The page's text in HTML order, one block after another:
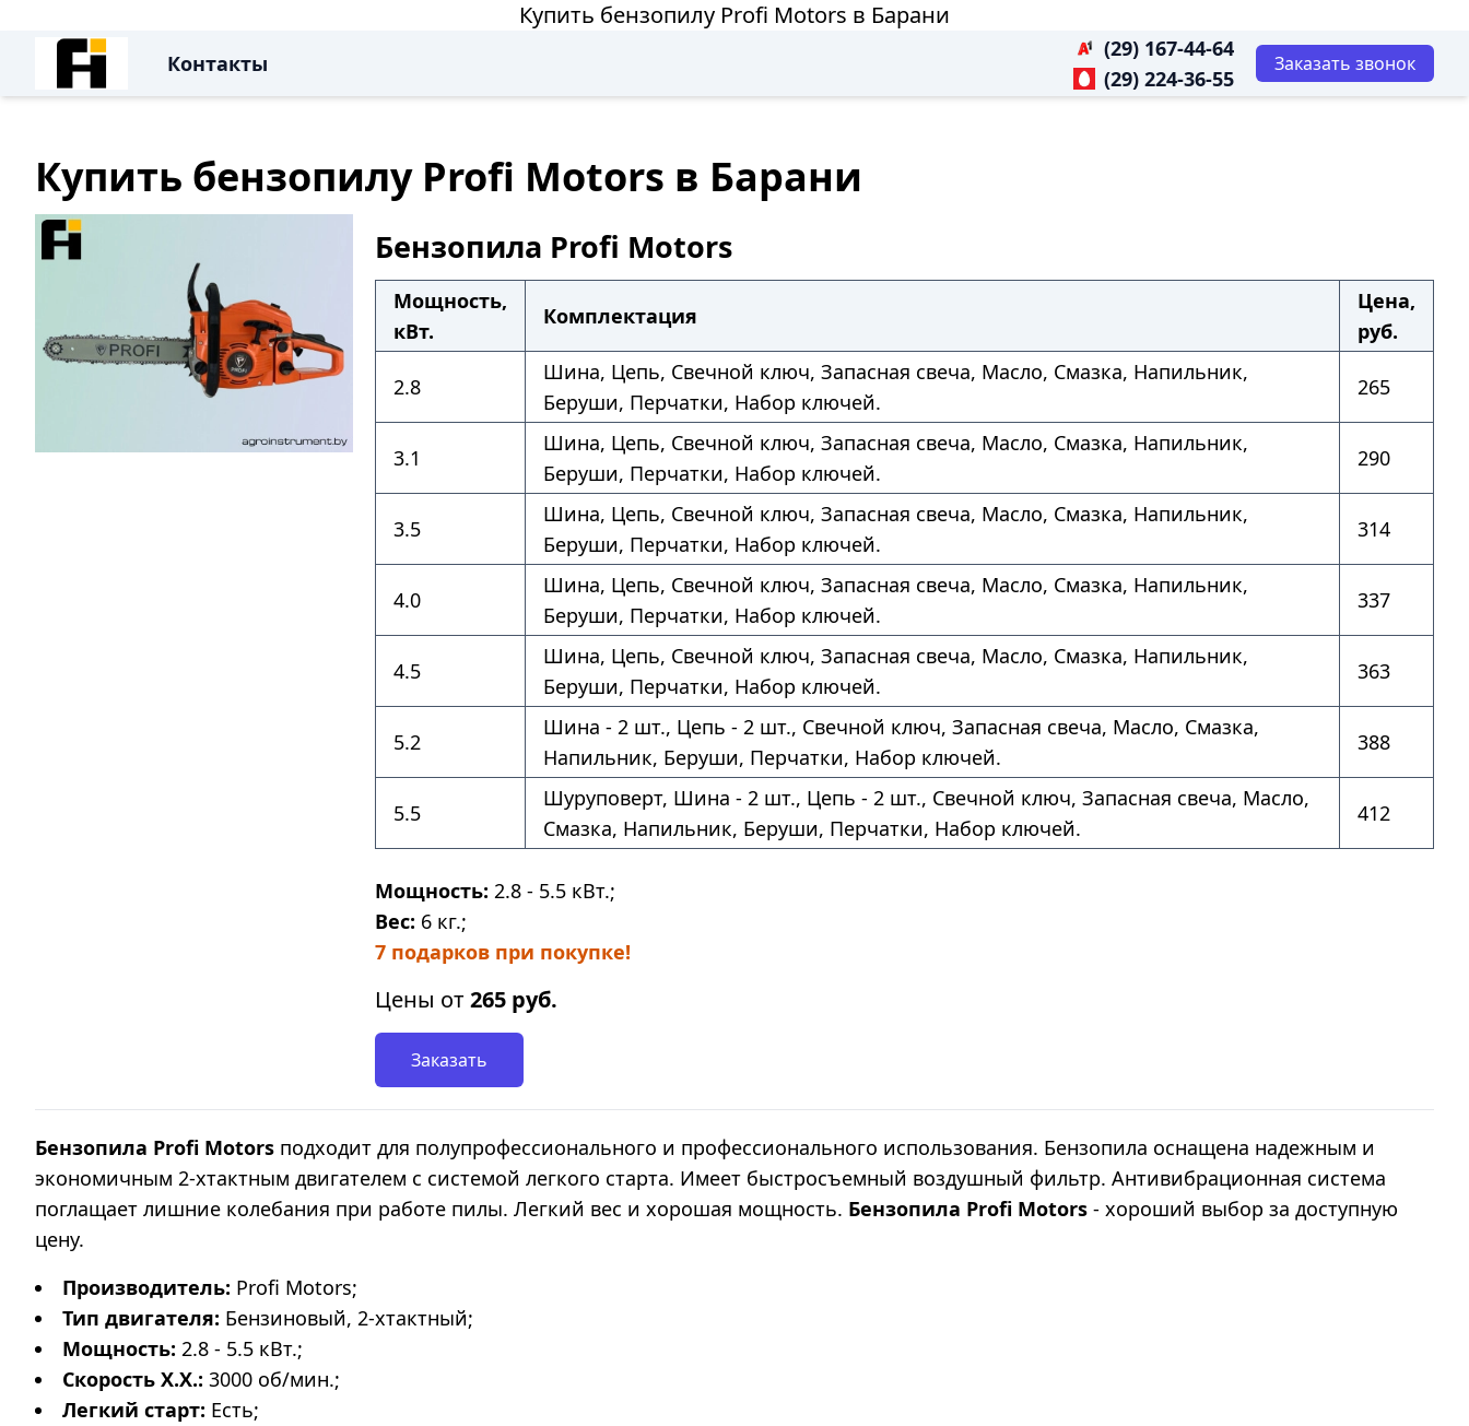
Купить бензопилу Profi Motors в Барани
Контакты
(29) 167-44-64
(29) 224-36-55
Заказать звонок
Купить бензопилу Profi Motors в Барани
Бензопила Profi Motors
Мощность,
кВт.
Комплектация
Цена,
руб.
2.8
Шина, Цепь, Свечной ключ, Запасная свеча, Масло, Смазка, Напильник,
Беруши, Перчатки, Набор ключей.
265
3.1
Шина, Цепь, Свечной ключ, Запасная свеча, Масло, Смазка, Напильник,
Беруши, Перчатки, Набор ключей.
290
3.5
Шина, Цепь, Свечной ключ, Запасная свеча, Масло, Смазка, Напильник,
Беруши, Перчатки, Набор ключей.
314
4.0
Шина, Цепь, Свечной ключ, Запасная свеча, Масло, Смазка, Напильник,
Беруши, Перчатки, Набор ключей.
337
4.5
Шина, Цепь, Свечной ключ, Запасная свеча, Масло, Смазка, Напильник,
Беруши, Перчатки, Набор ключей.
363
5.2
Шина - 2 шт., Цепь - 2 шт., Свечной ключ, Запасная свеча, Масло, Смазка,
Напильник, Беруши, Перчатки, Набор ключей.
388
5.5
Шуруповерт, Шина - 2 шт., Цепь - 2 шт., Свечной ключ, Запасная свеча, Масло,
Смазка, Напильник, Беруши, Перчатки, Набор ключей.
412
Мощность: 2.8 - 5.5 кВт.;
Вес: 6 кг.;
7 подарков при покупке!
Цены от265 руб.
Заказать
Бензопила Profi Motors подходит для полупрофессионального и профессионального использования. Бензопила оснащена надежным и
экономичным 2-хтактным двигателем с системой легкого старта. Имеет быстросъемный воздушный фильтр. Антивибрационная система
поглащает лишние колебания при работе пилы. Легкий вес и хорошая мощность. Бензопила Profi Motors - хороший выбор за доступную
цену.
Производитель: Profi Motors;
Тип двигателя: Бензиновый, 2-хтактный;
Мощность: 2.8 - 5.5 кВт.;
Скорость Х.Х.: 3000 об/мин.;
Легкий старт: Есть;